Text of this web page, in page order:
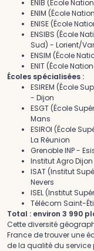
ENIB (École
ENIM (École
ENISE (École
ENSIBS (École
Sud) - Lorient/
ENSIM (École
ENIT (École
Écoles spécialisées :
ESIREM (École
- Dijon
ESGT (École
Mans
ESIROI (École
La Réunion
Grenoble INP -
Institut Agro
ISAT (Institut
Nevers
ISEL (Institut
Télécom Saint-
Total : environ 3 990
Cette diversité
France de trouver une
de la qualité du service